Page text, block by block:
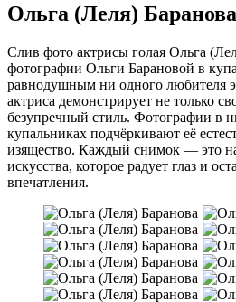
Ольга (Леля) Баранова
Слив фото актрисы голая Ольга
фотографии Ольги Барановой в
равнодушным ни одного любителя
актриса демонстрирует не только
безупречный стиль. Фотографии в
купальниках подчёркивают её
изящество. Каждый снимок — это
искусства, которое радует глаз и
впечатления.